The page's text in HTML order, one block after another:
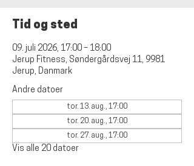
Tid og sted
09. juli 2026, 17:00 – 18:00
Jerup Fitness, Søndergårdsvej 11, 9981
Jerup, Danmark
Andre datoer
tor. 13. aug., 17:00
tor. 20. aug., 17:00
tor. 27. aug., 17:00
Vis alle 20 datoer